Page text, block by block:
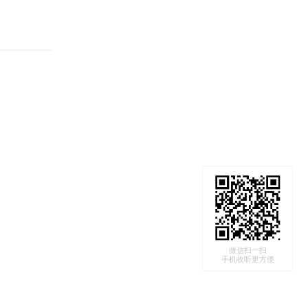
微信扫一扫
手机收听更方便